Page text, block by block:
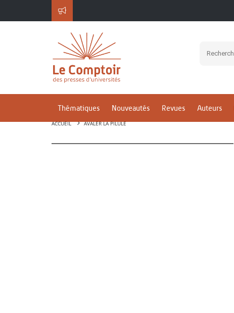
Thématiques Nouveautés Revues Auteurs
ACCUEIL AVALER LA PILULE